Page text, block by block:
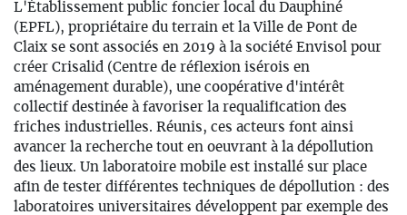
L'Établissement public foncier local du Dauphiné
(EPFL), propriétaire du terrain et la Ville de Pont de
Claix se sont associés en 2019 à la société Envisol pour
créer Crisalid (Centre de réflexion isérois en
aménagement durable), une coopérative d'intérêt
collectif destinée à favoriser la requalification des
friches industrielles. Réunis, ces acteurs font ainsi
avancer la recherche tout en oeuvrant à la dépollution
des lieux. Un laboratoire mobile est installé sur place
afin de tester différentes techniques de dépollution : des
laboratoires universitaires développent par exemple des